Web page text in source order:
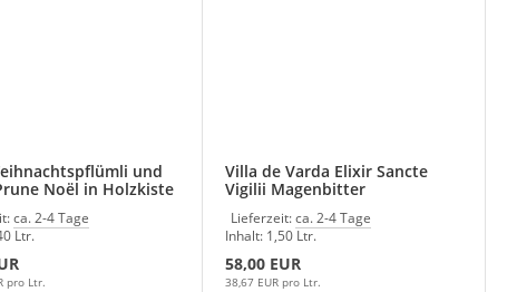
und
Noël in Holzkiste
ca. 2-4 Tage
Ltr.
pro Ltr.
Villa de Varda Elixir Sancte
Vigilii Magenbitter
Lieferzeit:ca. 2-4 Tage
Inhalt: 1,50 Ltr.
58,00 EUR
38,67 EUR pro Ltr.